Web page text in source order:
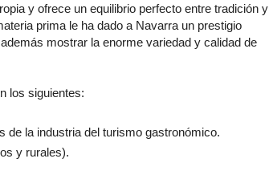
y ofrece un equilibrio perfecto entre tradición y
prima le ha dado a Navarra un prestigio
mostrar la enorme variedad y calidad de
los siguientes:
de la industria del turismo gastronómico.
y rurales).